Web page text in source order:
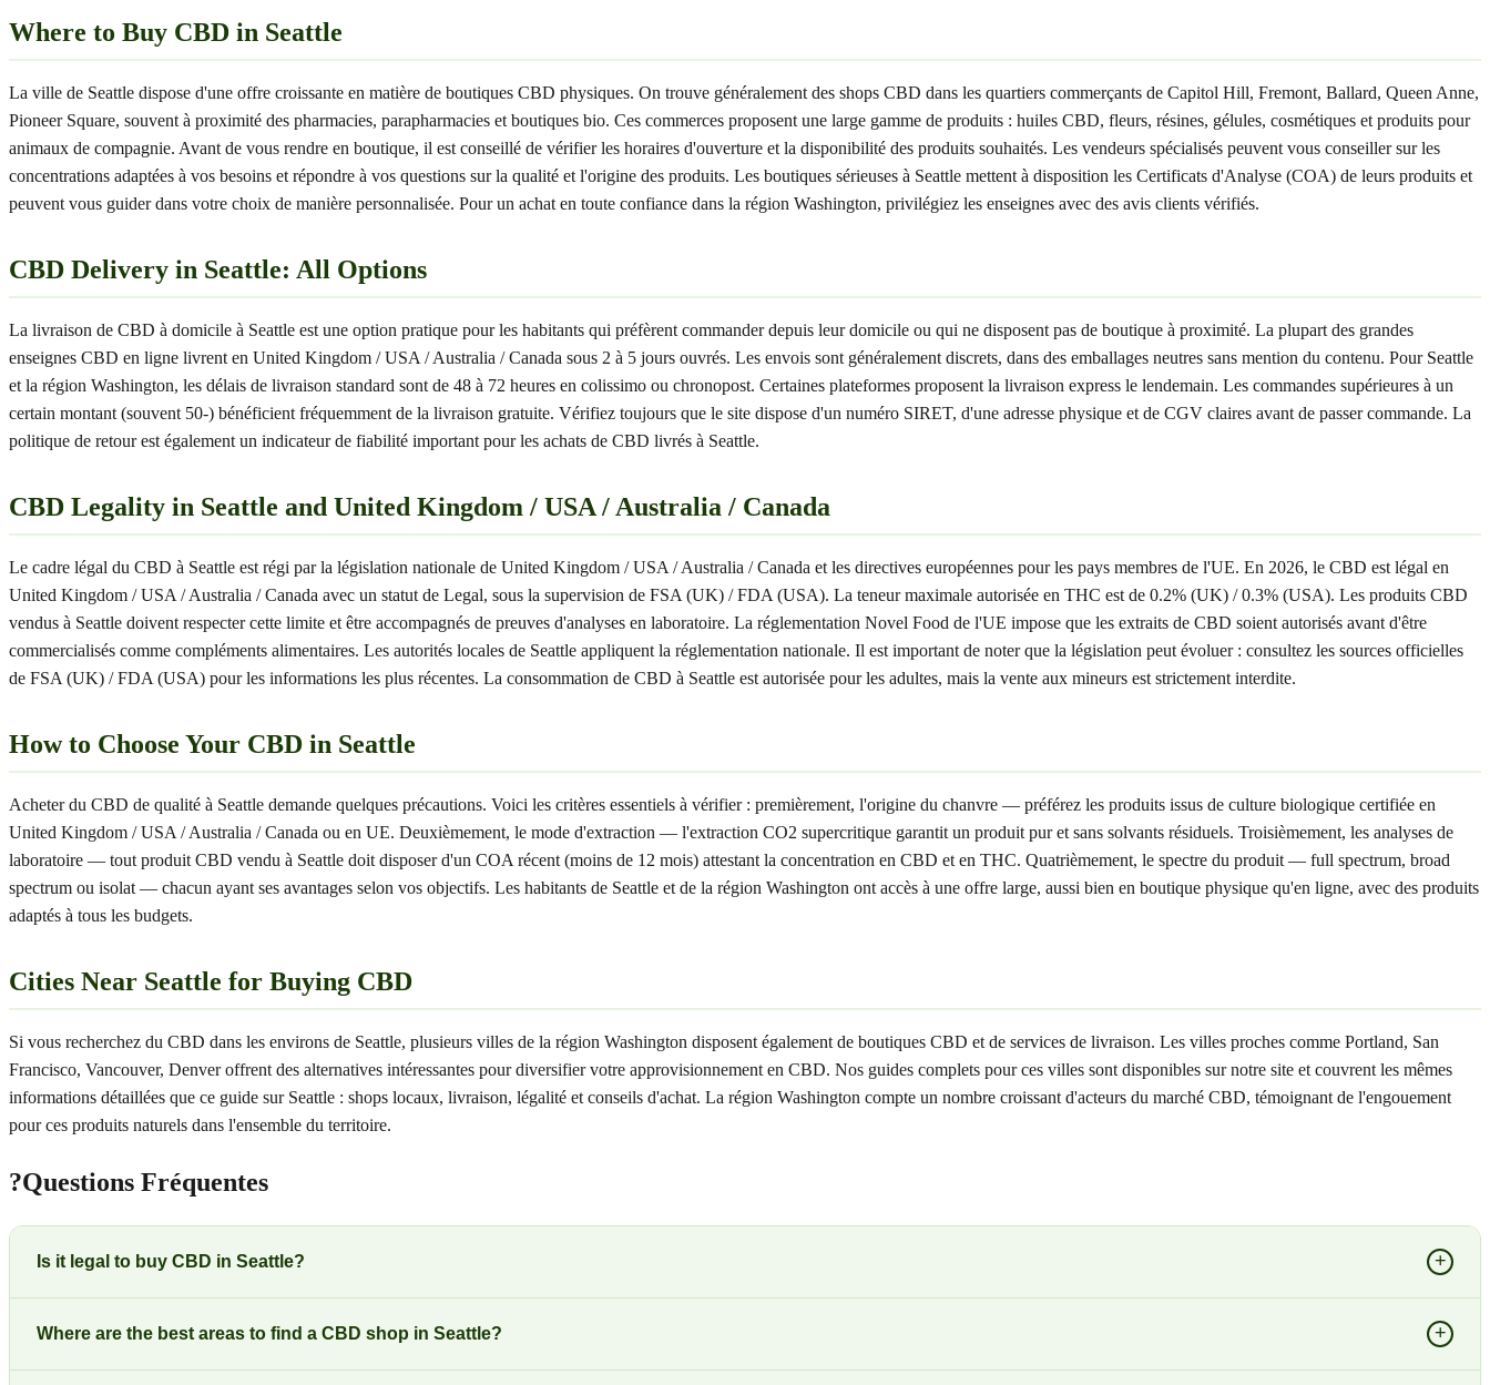
Where to Buy CBD in Seattle
La ville de Seattle dispose d'une offre croissante en matière de boutiques CBD physiques. On trouve généralement des shops CBD dans les quartiers commerçants de Capitol Hill, Fremont, Ballard, Queen Anne,
Pioneer Square, souvent à proximité des pharmacies, parapharmacies et boutiques bio. Ces commerces proposent une large gamme de produits : huiles CBD, fleurs, résines, gélules, cosmétiques et produits pour
animaux de compagnie. Avant de vous rendre en boutique, il est conseillé de vérifier les horaires d'ouverture et la disponibilité des produits souhaités. Les vendeurs spécialisés peuvent vous conseiller sur les
concentrations adaptées à vos besoins et répondre à vos questions sur la qualité et l'origine des produits. Les boutiques sérieuses à Seattle mettent à disposition les Certificats d'Analyse (COA) de leurs produits et
peuvent vous guider dans votre choix de manière personnalisée. Pour un achat en toute confiance dans la région Washington, privilégiez les enseignes avec des avis clients vérifiés.
CBD Delivery in Seattle: All Options
La livraison de CBD à domicile à Seattle est une option pratique pour les habitants qui préfèrent commander depuis leur domicile ou qui ne disposent pas de boutique à proximité. La plupart des grandes
enseignes CBD en ligne livrent en United Kingdom / USA / Australia / Canada sous 2 à 5 jours ouvrés. Les envois sont généralement discrets, dans des emballages neutres sans mention du contenu. Pour Seattle
et la région Washington, les délais de livraison standard sont de 48 à 72 heures en colissimo ou chronopost. Certaines plateformes proposent la livraison express le lendemain. Les commandes supérieures à un
certain montant (souvent 50-) bénéficient fréquemment de la livraison gratuite. Vérifiez toujours que le site dispose d'un numéro SIRET, d'une adresse physique et de CGV claires avant de passer commande. La
politique de retour est également un indicateur de fiabilité important pour les achats de CBD livrés à Seattle.
CBD Legality in Seattle and United Kingdom / USA / Australia / Canada
Le cadre légal du CBD à Seattle est régi par la législation nationale de United Kingdom / USA / Australia / Canada et les directives européennes pour les pays membres de l'UE. En 2026, le CBD est légal en
United Kingdom / USA / Australia / Canada avec un statut de Legal, sous la supervision de FSA (UK) / FDA (USA). La teneur maximale autorisée en THC est de 0.2% (UK) / 0.3% (USA). Les produits CBD
vendus à Seattle doivent respecter cette limite et être accompagnés de preuves d'analyses en laboratoire. La réglementation Novel Food de l'UE impose que les extraits de CBD soient autorisés avant d'être
commercialisés comme compléments alimentaires. Les autorités locales de Seattle appliquent la réglementation nationale. Il est important de noter que la législation peut évoluer : consultez les sources officielles
de FSA (UK) / FDA (USA) pour les informations les plus récentes. La consommation de CBD à Seattle est autorisée pour les adultes, mais la vente aux mineurs est strictement interdite.
How to Choose Your CBD in Seattle
Acheter du CBD de qualité à Seattle demande quelques précautions. Voici les critères essentiels à vérifier : premièrement, l'origine du chanvre — préférez les produits issus de culture biologique certifiée en
United Kingdom / USA / Australia / Canada ou en UE. Deuxièmement, le mode d'extraction — l'extraction CO2 supercritique garantit un produit pur et sans solvants résiduels. Troisièmement, les analyses de
laboratoire — tout produit CBD vendu à Seattle doit disposer d'un COA récent (moins de 12 mois) attestant la concentration en CBD et en THC. Quatrièmement, le spectre du produit — full spectrum, broad
spectrum ou isolat — chacun ayant ses avantages selon vos objectifs. Les habitants de Seattle et de la région Washington ont accès à une offre large, aussi bien en boutique physique qu'en ligne, avec des produits
adaptés à tous les budgets.
Cities Near Seattle for Buying CBD
Si vous recherchez du CBD dans les environs de Seattle, plusieurs villes de la région Washington disposent également de boutiques CBD et de services de livraison. Les villes proches comme Portland, San
Francisco, Vancouver, Denver offrent des alternatives intéressantes pour diversifier votre approvisionnement en CBD. Nos guides complets pour ces villes sont disponibles sur notre site et couvrent les mêmes
informations détaillées que ce guide sur Seattle : shops locaux, livraison, légalité et conseils d'achat. La région Washington compte un nombre croissant d'acteurs du marché CBD, témoignant de l'engouement
pour ces produits naturels dans l'ensemble du territoire.
?Questions Fréquentes
Is it legal to buy CBD in Seattle? +
Where are the best areas to find a CBD shop in Seattle? +